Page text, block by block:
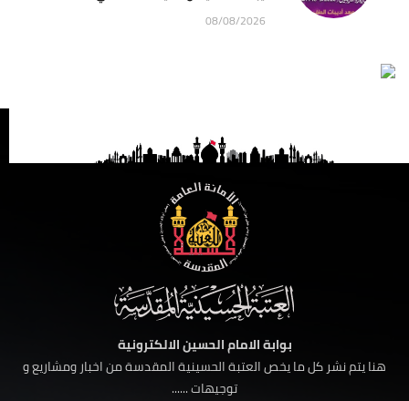
08/08/2026
بوابة الامام الحسين الالكترونية
هنا يتم نشر كل ما يخص العتبة الحسينية المقدسة من اخبار ومشاريع و
توجيهات ......